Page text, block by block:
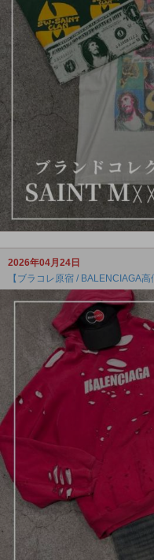
2026年04月24日
【ブラコレ原宿 / BALENCIAGA